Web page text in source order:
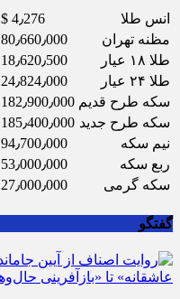
انس طلا $ 4٫276
مظنه تهران
80٫660٫000
طلا ۱۸ عیار
18٫620٫500
طلا ۲۴ عیار
24٫824٫000
سکه طرح قدیم 182٫900٫000
سکه طرح جدید 185٫400٫000
نیم سکه
94٫700٫000
ربع سکه
53٫000٫000
سکه گرمی
27٫000٫000
گفتگو